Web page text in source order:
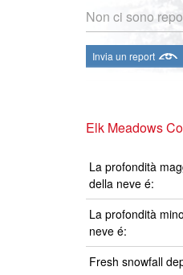
Non ci sono
Invia un report
Elk Meadows
La profondità
della neve é:
La profondità
neve é:
Fresh snowfall